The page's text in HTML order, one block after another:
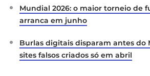
Mundial 2026: o maior torneio de
arranca em junho
Burlas digitais disparam antes do
sites falsos criados só em abril